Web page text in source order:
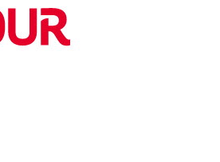
OFERTE DE NERATAT